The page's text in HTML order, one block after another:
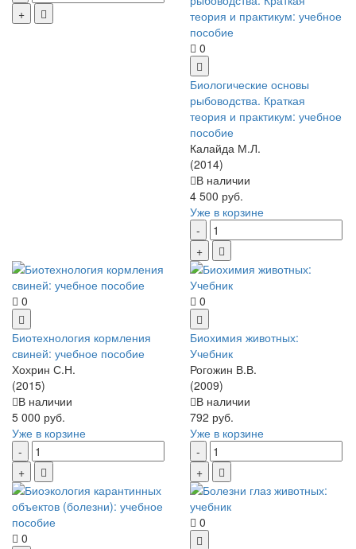
0
Биологические основы
рыбоводства. Краткая
теория и практикум: учебное
пособие
Калайда М.Л.
(2014)
В наличии
4 500 руб.
Уже в корзине
0
Биотехнология кормления
свиней: учебное пособие
Хохрин С.Н.
(2015)
В наличии
5 000 руб.
Уже в корзине
0
Биохимия животных:
Учебник
Рогожин В.В.
(2009)
В наличии
792 руб.
Уже в корзине
0
0